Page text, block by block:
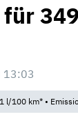
13:03
l/100 km* •